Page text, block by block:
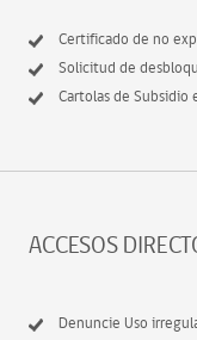
Certificado de no
Solicitud de
Cartolas de Subsidio
ACCESOS
Denuncie Uso